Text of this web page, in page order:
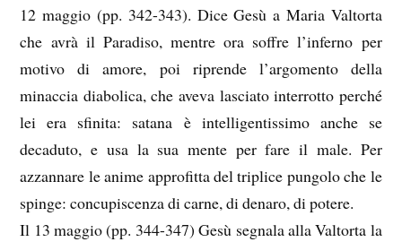
12 maggio (pp. 342-343). Dice Gesù a Maria Valtorta
che avrà il Paradiso, mentre ora soffre l’inferno per
motivo di amore, poi riprende l’argomento della
minaccia diabolica, che aveva lasciato interrotto perché
lei era sfinita: satana è intelligentissimo anche se
decaduto, e usa la sua mente per fare il male. Per
azzannare le anime approfitta del triplice pungolo che le
spinge: concupiscenza di carne, di denaro, di potere.
Il 13 maggio (pp. 344-347) Gesù segnala alla Valtorta la